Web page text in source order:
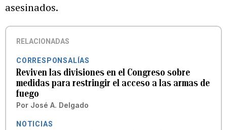
asesinados.
RELACIONADAS
CORRESPONSALÍAS
Reviven las divisiones en el Congreso sobre
medidas para restringir el acceso a las armas de
fuego
Por José A. Delgado
NOTICIAS